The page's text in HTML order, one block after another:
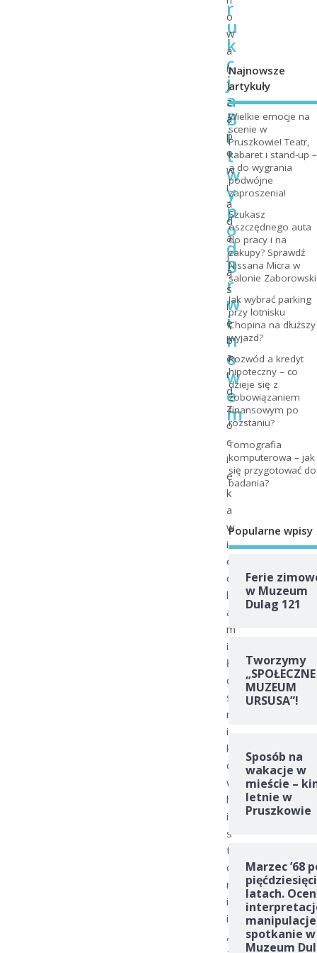
r
u
k
c
j
a
B
i
t
w
y
p
o
d
B
r
w
i
n
o
w
e
m
o
w
a
(
)
z
a
p
o
w
i
a
d
a
j
ą
s
i
ę
b
a
r
d
z
o
c
i
e
k
a
w
i
e
d
l
a
m
i
ł
o
ś
n
i
k
ó
w
h
i
s
t
o
r
i
i
,
Najnowsze
artykuły
Wielkie emocje na
scenie w
Pruszkowie! Teatr,
kabaret i stand-up –
a do wygrania
podwójne
zaproszenia!
Szukasz
oszczędnego auta
do pracy i na
zakupy? Sprawdź
Nissana Micra w
salonie Zaborowski
Jak wybrać parking
przy lotnisku
Chopina na dłuższy
wyjazd?
Rozwód a kredyt
hipoteczny – co
dzieje się z
zobowiązaniem
finansowym po
rozstaniu?
Tomografia
komputerowa – jak
się przygotować do
badania?
Popularne wpisy
Ferie
w Muzeum
Dulag 121
Tworzymy
„SPOŁECZNE
MUZEUM
URSUSA”!
Sposób na
wakacje w
mieście –
letnie w
Pruszkowie
Marzec ’68
latach.
spotkanie w
Muzeum